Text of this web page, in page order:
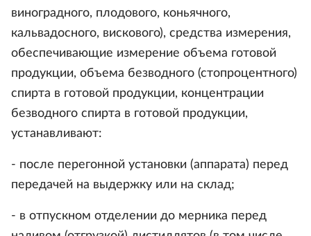
виноградного, плодового, коньячного,
кальвадосного, вискового), средства измерения,
обеспечивающие измерение объема готовой
продукции, объема безводного (стопроцентного)
спирта в готовой продукции, концентрации
безводного спирта в готовой продукции,
устанавливают:
- после перегонной установки (аппарата) перед
передачей на выдержку или на склад;
- в отпускном отделении до мерника перед